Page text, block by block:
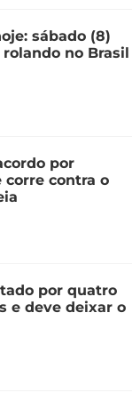
sábado (8)
no Brasil
por
corre contra o
por quatro
e deve deixar o